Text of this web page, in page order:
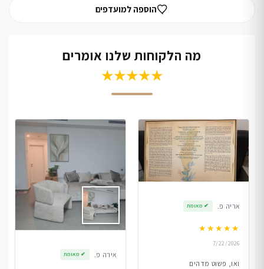
הוספה למועדפים
מה הלקוחות שלנו אומרים
★★★★★
אריה פ. ✔ מאומת
★★★★★
7/22/2026
ואו, פשוט מדהים
אירה פ. ✔ מאומת